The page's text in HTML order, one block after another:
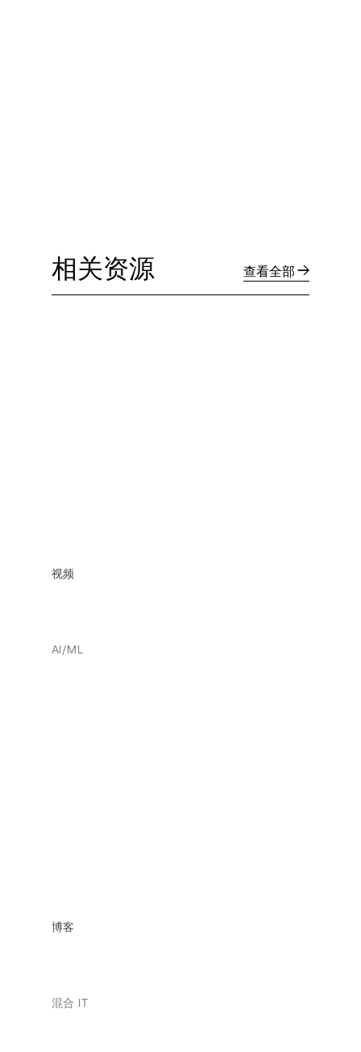
相关资源 查看全部
视频
AI/ML
博客
混合 IT